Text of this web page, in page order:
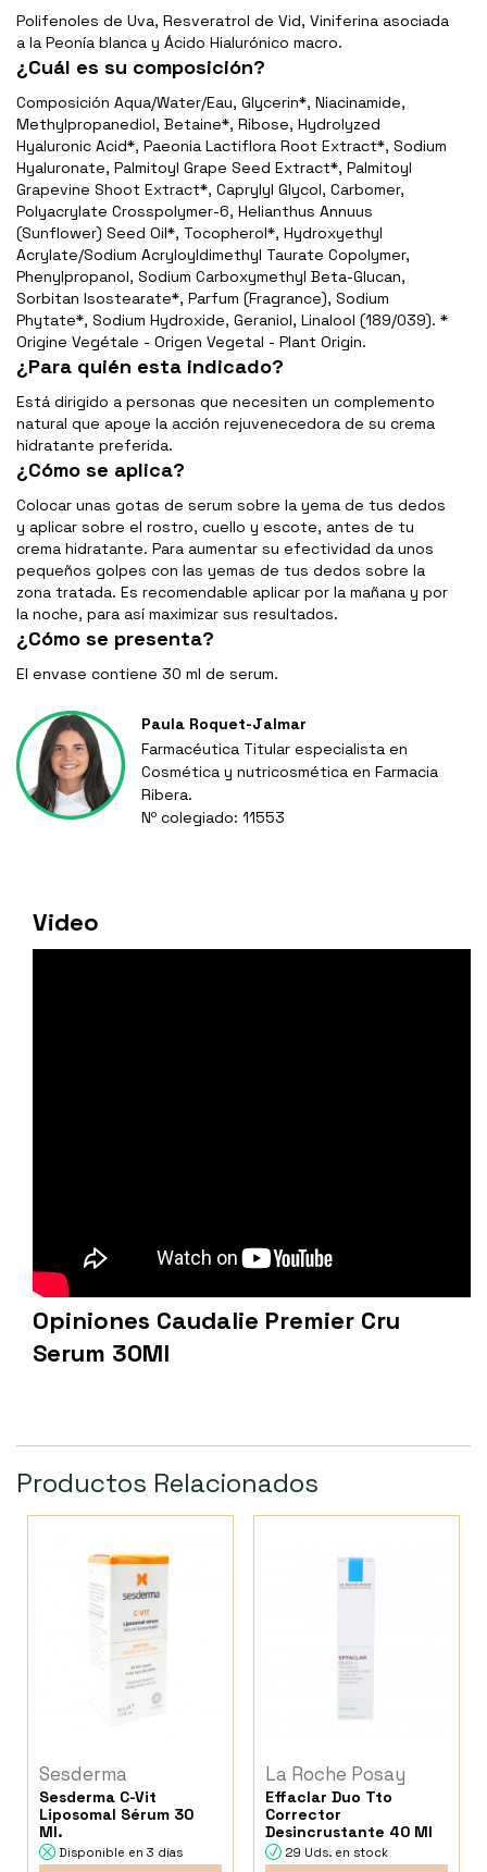
Polifenoles de Uva, Resveratrol de Vid, Viniferina asociada
a la Peonía blanca y Ácido Hialurónico macro.
¿Cuál es su composición?
Composición Aqua/Water/Eau, Glycerin*, Niacinamide,
Methylpropanediol, Betaine*, Ribose, Hydrolyzed
Hyaluronic Acid*, Paeonia Lactiflora Root Extract*, Sodium
Hyaluronate, Palmitoyl Grape Seed Extract*, Palmitoyl
Grapevine Shoot Extract*, Caprylyl Glycol, Carbomer,
Polyacrylate Crosspolymer-6, Helianthus Annuus
(Sunflower) Seed Oil*, Tocopherol*, Hydroxyethyl
Acrylate/Sodium Acryloyldimethyl Taurate Copolymer,
Phenylpropanol, Sodium Carboxymethyl Beta-Glucan,
Sorbitan Isostearate*, Parfum (Fragrance), Sodium
Phytate*, Sodium Hydroxide, Geraniol, Linalool (189/039). *
Origine Vegétale - Origen Vegetal - Plant Origin.
¿Para quién esta indicado?
Está dirigido a personas que necesiten un complemento
natural que apoye la acción rejuvenecedora de su crema
hidratante preferida.
¿Cómo se aplica?
Colocar unas gotas de serum sobre la yema de tus dedos
y aplicar sobre el rostro, cuello y escote, antes de tu
crema hidratante. Para aumentar su efectividad da unos
pequeños golpes con las yemas de tus dedos sobre la
zona tratada. Es recomendable aplicar por la mañana y por
la noche, para así maximizar sus resultados.
¿Cómo se presenta?
El envase contiene 30 ml de serum.
Paula Roquet-Jalmar
Farmacéutica Titular especialista en
Cosmética y nutricosmética en Farmacia
Ribera.
Nº colegiado: 11553
Video
Opiniones Caudalie Premier Cru
Serum 30Ml
Productos Relacionados
Sesderma
Sesderma C-Vit
Liposomal Sérum 30
Ml.
Disponible en 3 días
La Roche Posay
Effaclar Duo Tto
Corrector
Desincrustante 40 Ml
29 Uds. en stock